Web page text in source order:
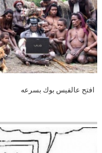
افتح عالفيس بوك بسرعه